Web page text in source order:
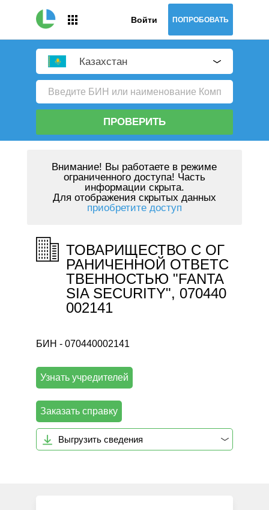
Войти ПОПРОБОВАТЬ
Казахстан
ПРОВЕРИТЬ
Внимание! Вы работаете в режиме
ограниченного доступа! Часть
информации скрыта.
Для отображения скрытых данных
приобретите доступ
ТОВАРИЩЕСТВО С ОГ
РАНИЧЕННОЙ ОТВЕТС
ТВЕННОСТЬЮ "FANTA
SIA SECURITY", 070440
002141
БИН - 070440002141
Узнать учредителей
Заказать справку
Выгрузить сведения